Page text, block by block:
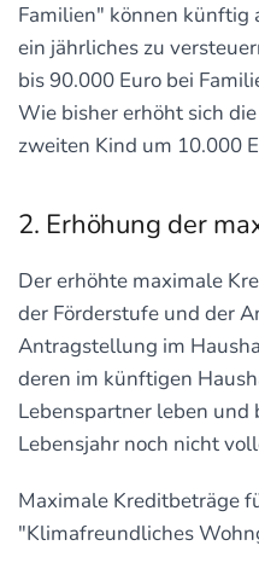
Familien" können künftig
ein jährliches zu
bis 90.000 Euro bei
Wie bisher erhöht sich
zweiten Kind um 10.000
2. Erhöhung der
Der erhöhte maximale
der Förderstufe und der
Antragstellung im
deren im künftigen
Lebenspartner leben
Lebensjahr noch nicht
Maximale Kreditbeträge
"Klimafreundliches